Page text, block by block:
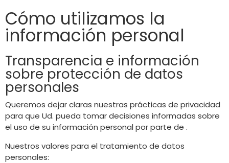
Cómo utilizamos la
información personal
Transparencia e información
sobre protección de datos
personales
Queremos dejar claras nuestras prácticas de privacidad
para que Ud. pueda tomar decisiones informadas sobre
el uso de su información personal por parte de .
Nuestros valores para el tratamiento de datos
personales: